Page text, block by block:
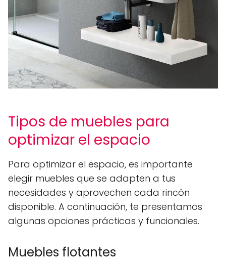
Tipos de muebles para
optimizar el espacio
Para optimizar el espacio, es importante
elegir muebles que se adapten a tus
necesidades y aprovechen cada rincón
disponible. A continuación, te presentamos
algunas opciones prácticas y funcionales.
Muebles flotantes